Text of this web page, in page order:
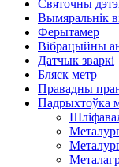
Святочны
Вымяральнік
Ферытамер
Вібрацыйны
Датчык зваркі
Бляск метр
Правадны
Падрыхтоўка